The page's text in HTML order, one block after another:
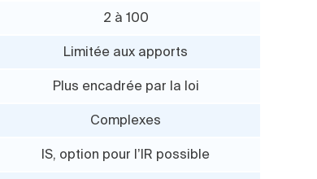
2 à 100
Limitée aux apports
Plus encadrée par la loi
Complexes
IS, option pour l’IR possible